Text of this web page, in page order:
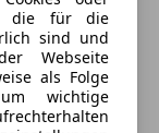
schlüsselloses
hinten
die für die
sind und
Webseite
als Folge
wichtige